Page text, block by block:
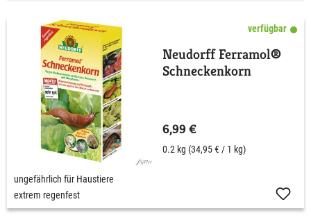
verfügbar
Neudorff Ferramol®
Schneckenkorn
6,99 €
0.2 kg (34,95 € / 1 kg)
ungefährlich für Haustiere
extrem regenfest